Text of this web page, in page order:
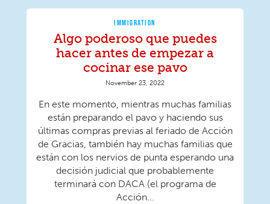
IMMIGRATION
Algo poderoso que puedes
hacer antes de empezar a
cocinar ese pavo
November 23, 2022
En este momento, mientras muchas familias
están preparando el pavo y haciendo sus
últimas compras previas al feriado de Acción
de Gracias, también hay muchas familias que
están con los nervios de punta esperando una
decisión judicial que probablemente
terminará con DACA (el programa de
Acción...